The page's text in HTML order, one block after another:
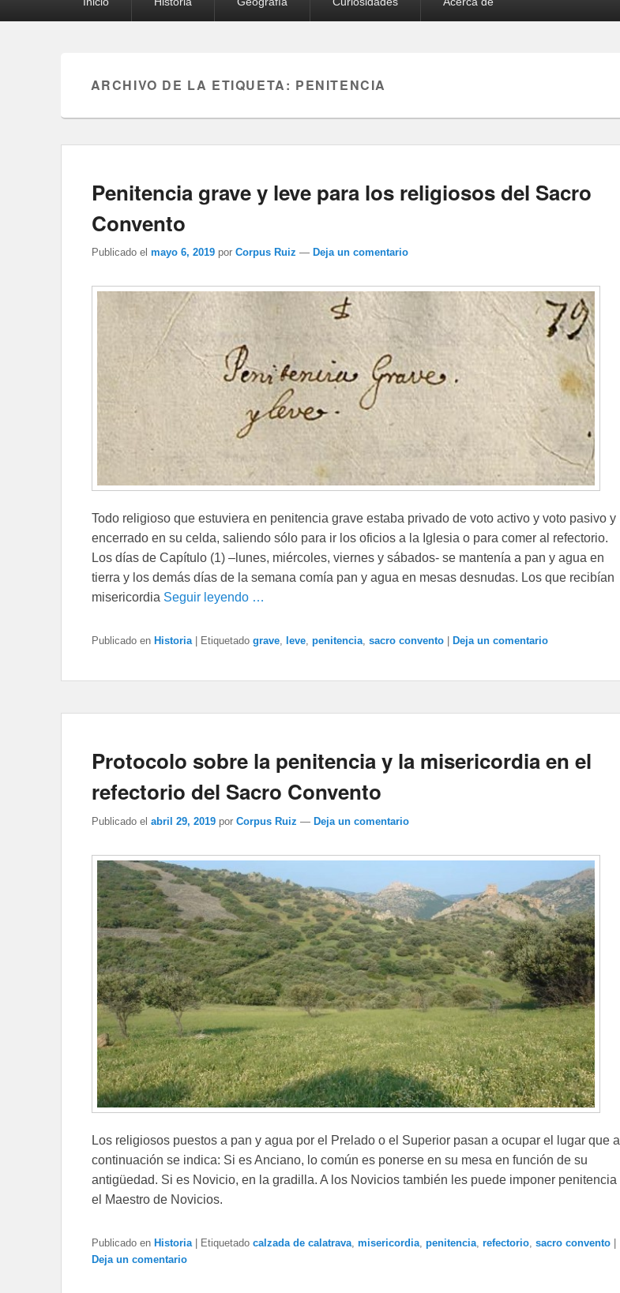
ARCHIVO DE LA ETIQUETA: PENITENCIA
Penitencia grave y leve para los religiosos del Sacro
Convento
Publicado el mayo 6, 2019 por Corpus Ruiz — Deja un comentario
Todo religioso que estuviera en penitencia grave estaba privado de voto activo y voto pasivo y
encerrado en su celda, saliendo sólo para ir los oficios a la Iglesia o para comer al refectorio.
Los días de Capítulo (1) –lunes, miércoles, viernes y sábados- se mantenía a pan y agua en
tierra y los demás días de la semana comía pan y agua en mesas desnudas. Los que recibían
misericordia Seguir leyendo …
Publicado en Historia Etiquetado grave, leve, penitencia, sacro convento Deja un comentario
Protocolo sobre la penitencia y la misericordia en el
refectorio del Sacro Convento
Publicado el abril 29, 2019 por Corpus Ruiz — Deja un comentario
Los religiosos puestos a pan y agua por el Prelado o el Superior pasan a ocupar el lugar que a
continuación se indica: Si es Anciano, lo común es ponerse en su mesa en función de su
antigüedad. Si es Novicio, en la gradilla. A los Novicios también les puede imponer penitencia
el Maestro de Novicios.
Publicado en Historia Etiquetado calzada de calatrava misericordia penitencia refectorio sacro convento
Deja un comentario